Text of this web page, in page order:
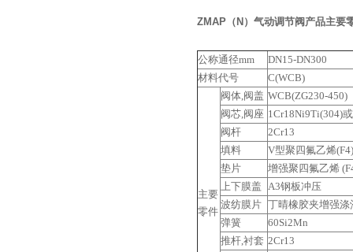
ZMAP（N）气动调节阀产品主要
公称通径mm
DN15-DN300
材料代号
C(WCB)
主要
零件
阀体,阀盖 WCB(ZG230-450)
阀芯,阀座 1Cr18Ni9Ti(304)
阀杆
2Cr13
填料
V型聚四氟乙烯
垫片
增强聚四氟乙烯
上下膜盖
A3钢板冲压
波纺膜片 丁晴橡胶夹增强涤
弹簧
60Si2Mn
推杆,衬套 2Cr13